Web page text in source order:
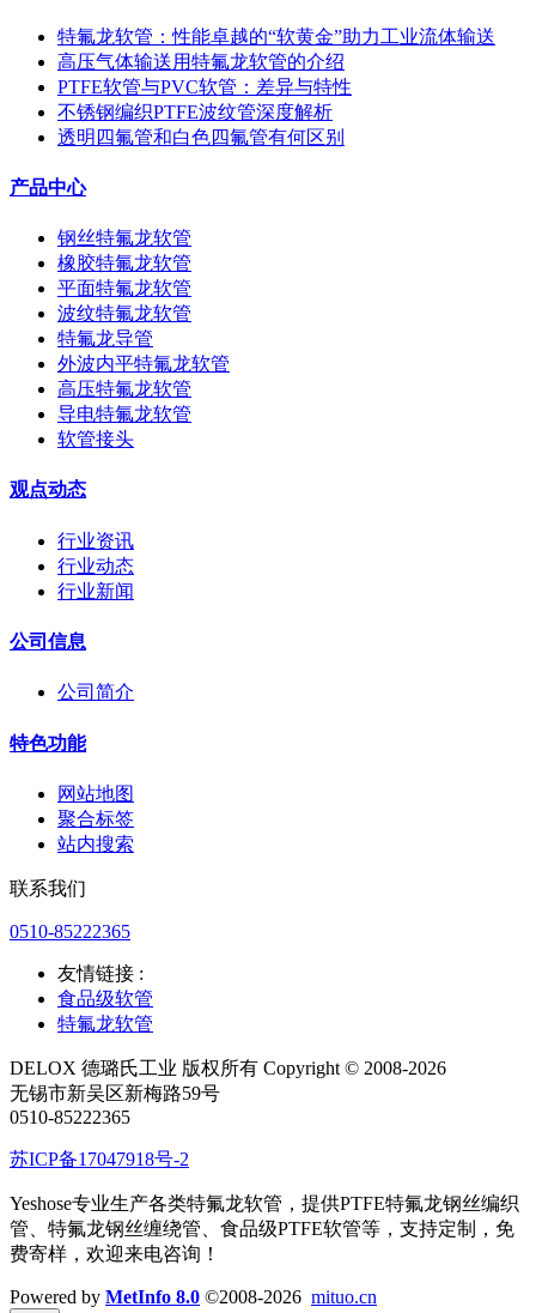
特氟龙软管：性能卓越的“软黄金”助力工业流体输送
高压气体输送用特氟龙软管的介绍
PTFE软管与PVC软管：差异与特性
不锈钢编织PTFE波纹管深度解析
透明四氟管和白色四氟管有何区别
产品中心
钢丝特氟龙软管
橡胶特氟龙软管
平面特氟龙软管
波纹特氟龙软管
特氟龙导管
外波内平特氟龙软管
高压特氟龙软管
导电特氟龙软管
软管接头
观点动态
行业资讯
行业动态
行业新闻
公司信息
公司简介
特色功能
网站地图
聚合标签
站内搜索
联系我们
0510-85222365
友情链接 :
食品级软管
特氟龙软管
DELOX 德璐氏工业 版权所有 Copyright © 2008-2026
无锡市新吴区新梅路59号
0510-85222365
苏ICP备17047918号-2
Yeshose专业生产各类特氟龙软管，提供PTFE特氟龙钢丝编织
管、特氟龙钢丝缠绕管、食品级PTFE软管等，支持定制，免
费寄样，欢迎来电咨询！
Powered by MetInfo 8.0 ©2008-2026 mituo.cn